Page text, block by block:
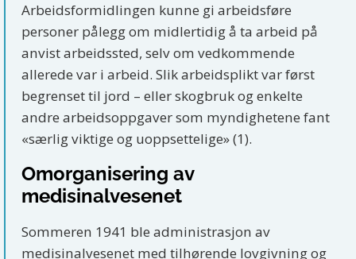
Arbeidsformidlingen kunne gi arbeidsføre
personer pålegg om midlertidig å ta arbeid på
anvist arbeidssted, selv om vedkommende
allerede var i arbeid. Slik arbeidsplikt var først
begrenset til jord – eller skogbruk og enkelte
andre arbeidsoppgaver som myndighetene fant
«særlig viktige og uoppsettelige» (1).
Omorganisering av
medisinalvesenet
Sommeren 1941 ble administrasjon av
medisinalvesenet med tilhørende lovgivning og